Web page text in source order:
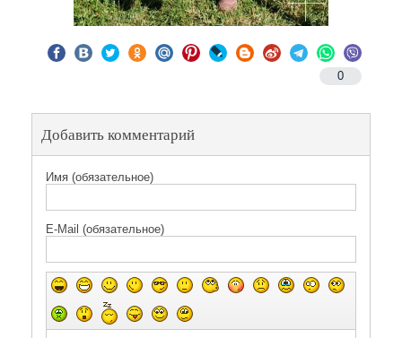
0
Добавить комментарий
Имя (обязательное)
E-Mail (обязательное)